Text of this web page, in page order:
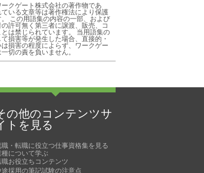
クゲート株式会社の著作物であ
いる文章等は著作権法により保護
この用語集の内容の一部、および
許可無く第三者に譲渡、販売、コ
は禁じられています。 当用語集の
損害等が発生した場合、直接的・
損害の程度によらず、ワークゲー
切の責を負いません。
の他のコンテンツサ
トを見る
職・転職に役立つ仕事資格集を見る
種について学ぶ
お役立ちコンテンツ
途採用の筆記試験の注意点